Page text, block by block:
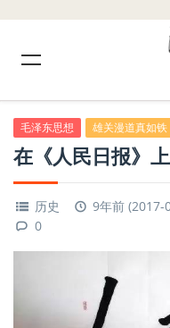
毛泽东思想 雄关漫道真如铁
在《人民日报》
历史 9年前 (2017-
0